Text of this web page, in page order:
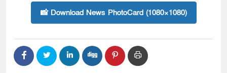
📸 Download News PhotoCard (1080×1080)